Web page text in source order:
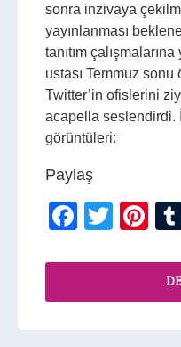
sonra inzivaya
yayınlanması
tanıtım
ustası Temmuz
Twitter’in ofislerini
acapella seslendirdi.
görüntüleri:
Paylaş